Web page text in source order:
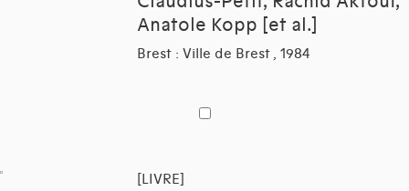
Anatole Kopp [et al.]
Brest : Ville de Brest , 1984
[LIVRE]